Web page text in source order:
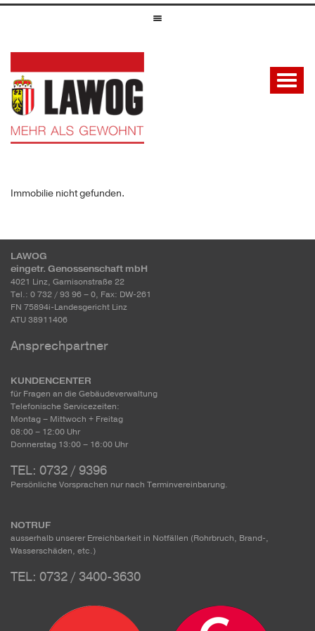
Immobilie nicht gefunden.
LAWOG
eingetr. Genossenschaft mbH
4021 Linz, Garnisonstraße 22
Tel.: 0 732 / 93 96 – 0, Fax: DW-261
FN 75894i-Landesgericht Linz
ATU 38911406
Ansprechpartner
KUNDENCENTER
für Fragen an die Gebäudeverwaltung
Telefonische Servicezeiten:
Montag – Mittwoch + Freitag
08:00 – 12:00 Uhr
Donnerstag 13:00 – 16:00 Uhr
TEL: 0732 / 9396
Persönliche Vorsprachen nur nach Terminvereinbarung.
NOTRUF
ausserhalb unserer Erreichbarkeit in Notfällen (Rohrbruch, Brand-,
Wasserschäden, etc.)
TEL: 0732 / 3400-3630